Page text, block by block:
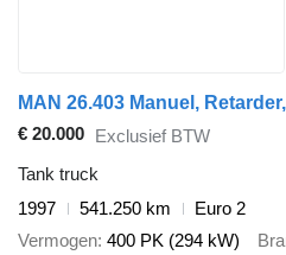
€ 20.000 Exclusief BTW
Tank truck
1997
541.250 km
Euro 2
Vermogen 400 PK (294 kW)